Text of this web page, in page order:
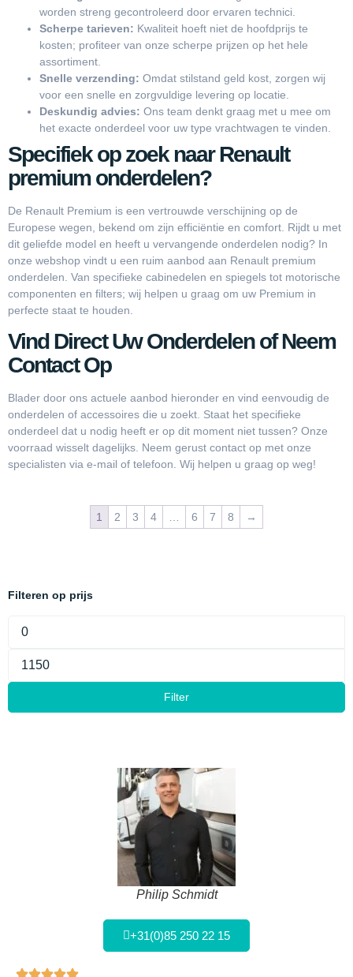
Filteren op prijs
Filter
worden streng gecontroleerd door ervaren technici.
Scherpe tarieven: Kwaliteit hoeft niet de hoofdprijs te
kosten; profiteer van onze scherpe prijzen op het hele
assortiment.
Snelle verzending: Omdat stilstand geld kost, zorgen wij
voor een snelle en zorgvuldige levering op locatie.
Deskundig advies: Ons team denkt graag met u mee om
het exacte onderdeel voor uw type vrachtwagen te vinden.
Specifiek op zoek naar Renault
premium onderdelen?
De Renault Premium is een vertrouwde verschijning op de
Europese wegen, bekend om zijn efficiëntie en comfort. Rijdt u met
dit geliefde model en heeft u vervangende onderdelen nodig? In
onze webshop vindt u een ruim aanbod aan Renault premium
onderdelen. Van specifieke cabinedelen en spiegels tot motorische
componenten en filters; wij helpen u graag om uw Premium in
perfecte staat te houden.
Vind Direct Uw Onderdelen of Neem
Contact Op
Blader door ons actuele aanbod hieronder en vind eenvoudig de
onderdelen of accessoires die u zoekt. Staat het specifieke
onderdeel dat u nodig heeft er op dit moment niet tussen? Onze
voorraad wisselt dagelijks. Neem gerust contact op met onze
specialisten via e-mail of telefoon. Wij helpen u graag op weg!
1 2 3 4 6 7 8 →
Philip Schmidt
+31(0)85 250 22 15